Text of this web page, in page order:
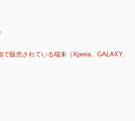
販売されている端末（Xperia、GALAXY、